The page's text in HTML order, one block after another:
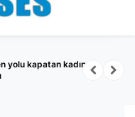
yolu kapatan kadın